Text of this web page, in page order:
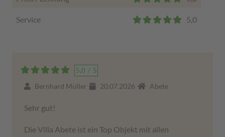
Service 5,0
5,0 / 5
Bernhard Müller 20.07.2026 Abete
Sehr gut!
Die Villa Abete ist ein Top Objekt mit allen